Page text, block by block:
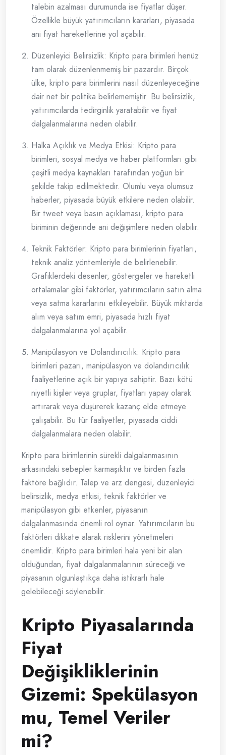
talebin azalması durumunda ise fiyatlar düşer.
Özellikle büyük yatırımcıların kararları, piyasada
ani fiyat hareketlerine yol açabilir.
Düzenleyici Belirsizlik: Kripto para birimleri henüz
tam olarak düzenlenmemiş bir pazardır. Birçok
ülke, kripto para birimlerini nasıl düzenleyeceğine
dair net bir politika belirlememiştir. Bu belirsizlik,
yatırımcılarda tedirginlik yaratabilir ve fiyat
dalgalanmalarına neden olabilir.
Halka Açıklık ve Medya Etkisi: Kripto para
birimleri, sosyal medya ve haber platformları gibi
çeşitli medya kaynakları tarafından yoğun bir
şekilde takip edilmektedir. Olumlu veya olumsuz
haberler, piyasada büyük etkilere neden olabilir.
Bir tweet veya basın açıklaması, kripto para
biriminin değerinde ani değişimlere neden olabilir.
Teknik Faktörler: Kripto para birimlerinin fiyatları,
teknik analiz yöntemleriyle de belirlenebilir.
Grafiklerdeki desenler, göstergeler ve hareketli
ortalamalar gibi faktörler, yatırımcıların satın alma
veya satma kararlarını etkileyebilir. Büyük miktarda
alım veya satım emri, piyasada hızlı fiyat
dalgalanmalarına yol açabilir.
Manipülasyon ve Dolandırıcılık: Kripto para
birimleri pazarı, manipülasyon ve dolandırıcılık
faaliyetlerine açık bir yapıya sahiptir. Bazı kötü
niyetli kişiler veya gruplar, fiyatları yapay olarak
artırarak veya düşürerek kazanç elde etmeye
çalışabilir. Bu tür faaliyetler, piyasada ciddi
dalgalanmalara neden olabilir.
Kripto para birimlerinin sürekli dalgalanmasının
arkasındaki sebepler karmaşıktır ve birden fazla
faktöre bağlıdır. Talep ve arz dengesi, düzenleyici
belirsizlik, medya etkisi, teknik faktörler ve
manipülasyon gibi etkenler, piyasanın
dalgalanmasında önemli rol oynar. Yatırımcıların bu
faktörleri dikkate alarak risklerini yönetmeleri
önemlidir. Kripto para birimleri hala yeni bir alan
olduğundan, fiyat dalgalanmalarının süreceği ve
piyasanın olgunlaştıkça daha istikrarlı hale
gelebileceği söylenebilir.
Kripto Piyasalarında
Fiyat
Değişikliklerinin
Gizemi: Spekülasyon
mu, Temel Veriler
mi?